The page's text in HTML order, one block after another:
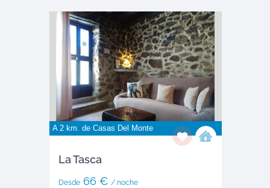
A 2 km. de Casas Del Monte
La Tasca
Desde66 € / noche